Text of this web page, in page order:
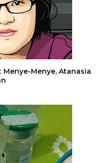
Menye, Atanasia